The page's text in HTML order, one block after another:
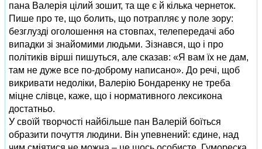
пана Валерія цілий зошит, та ще є й кілька чернеток.
Пише про те, що болить, що потрапляє у поле зору:
безглузді оголошення на стовпах, телепередачі або
випадки зі знайомими людьми. Зізнався, що і про
політиків вірші пишуться, але сказав: «Я вам їх не дам,
там не дуже все по-доброму написано». До речі, щоб
викривати недоліки, Валерію Бондаренку не треба
міцне слівце, каже, що і нормативного лексикона
достатньо.
У своїй творчості найбільше пан Валерій боїться
образити почуття людини. Він упевнений: єдине, над